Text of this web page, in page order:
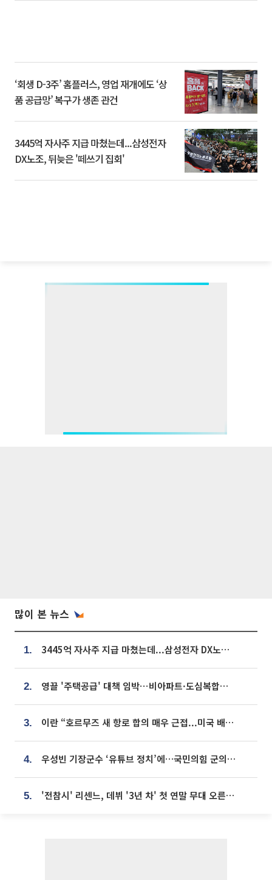
‘회생 D-3주’ 홈플러스, 영업 재개에도 ‘상
품 공급망’ 복구가 생존 관건
3445억 자사주 지급 마쳤는데...삼성전자
DX노조, 뒤늦은 '떼쓰기 집회'
많이 본 뉴스
1. 3445억 자사주 지급 마쳤는데...삼성전자 DX노조, 뒤늦은 '떼쓰기 집회'
2. 영끌 '주택공급' 대책 임박⋯비아파트·도심복합까지 총동원
3. 이란 “호르무즈 새 항로 합의 매우 근접...미국 배상 먼저”
4. 우성빈 기장군수 ‘유튜브 정치’에…국민의힘 군의원들 집단 반발
5. '전참시' 리센느, 데뷔 '3년 차' 첫 연말 무대 오른다⋯"그동안 섭외 안 와"